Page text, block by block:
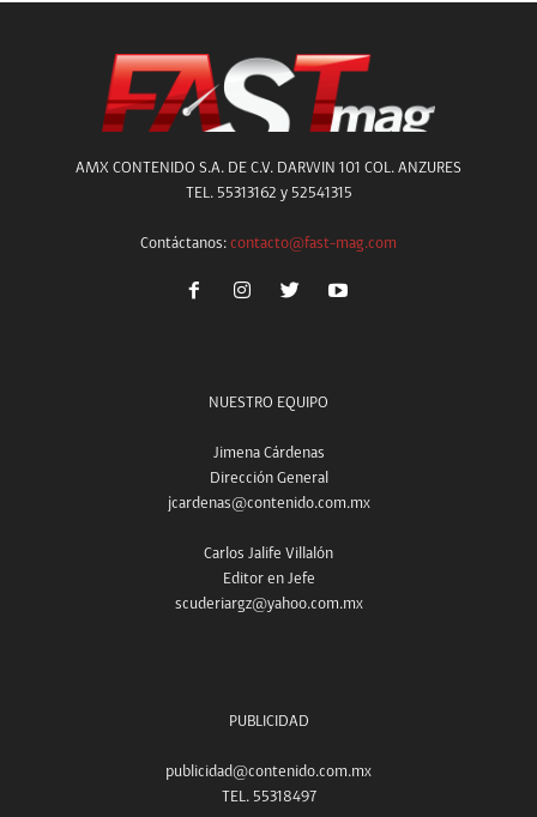
AMX CONTENIDO S.A. DE C.V. DARWIN 101 COL. ANZURES
TEL. 55313162 y 52541315
Contáctanos: contacto@fast-mag.com
NUESTRO EQUIPO
Jimena Cárdenas
Dirección General
jcardenas@contenido.com.mx
Carlos Jalife Villalón
Editor en Jefe
scuderiargz@yahoo.com.mx
PUBLICIDAD
publicidad@contenido.com.mx
TEL. 55318497